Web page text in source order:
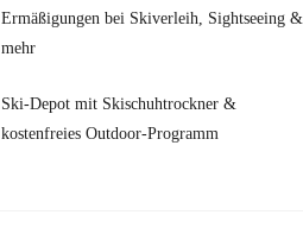
Ermäßigungen bei Skiverleih, Sightseeing &
mehr
Ski-Depot mit Skischuhtrockner &
kostenfreies Outdoor-Programm